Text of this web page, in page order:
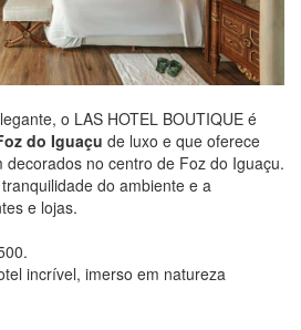
o LAS HOTEL BOUTIQUE é
do Iguaçu de luxo e que oferece
no centro de Foz do Iguaçu.
do ambiente e a
e lojas.
incrível, imerso em natureza